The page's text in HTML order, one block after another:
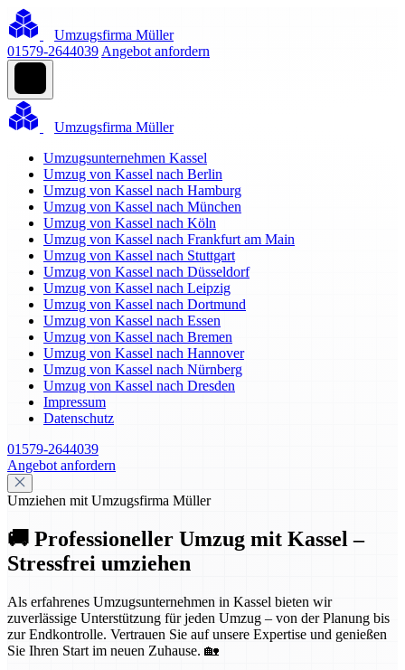
Umzugsfirma Müller
01579-2644039 Angebot anfordern
Umzugsfirma Müller
Umzugsunternehmen Kassel
Umzug von Kassel nach Berlin
Umzug von Kassel nach Hamburg
Umzug von Kassel nach München
Umzug von Kassel nach Köln
Umzug von Kassel nach Frankfurt am Main
Umzug von Kassel nach Stuttgart
Umzug von Kassel nach Düsseldorf
Umzug von Kassel nach Leipzig
Umzug von Kassel nach Dortmund
Umzug von Kassel nach Essen
Umzug von Kassel nach Bremen
Umzug von Kassel nach Hannover
Umzug von Kassel nach Nürnberg
Umzug von Kassel nach Dresden
Impressum
Datenschutz
01579-2644039
Angebot anfordern
Umziehen mit Umzugsfirma Müller
🚚 Professioneller Umzug mit Kassel –
Stressfrei umziehen
Als erfahrenes Umzugsunternehmen in Kassel bieten wir
zuverlässige Unterstützung für jeden Umzug – von der Planung bis
zur Endkontrolle. Vertrauen Sie auf unsere Expertise und genießen
Sie Ihren Start im neuen Zuhause. 🏡